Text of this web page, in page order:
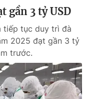
gần 3 tỷ USD
tiếp tục duy trì đà
2025 đạt gần 3 tỷ
trước.